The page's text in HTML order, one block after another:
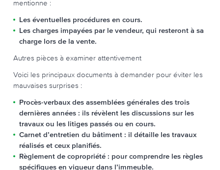
mentionne :
Les éventuelles procédures en cours.
Les charges impayées par le vendeur, qui resteront à sa
charge lors de la vente.
Autres pièces à examiner attentivement
Voici les principaux documents à demander pour éviter les
mauvaises surprises :
Procès-verbaux des assemblées générales des trois
dernières années : ils révèlent les discussions sur les
travaux ou les litiges passés ou en cours.
Carnet d’entretien du bâtiment : il détaille les travaux
réalisés et ceux planifiés.
Règlement de copropriété : pour comprendre les règles
spécifiques en vigueur dans l’immeuble.